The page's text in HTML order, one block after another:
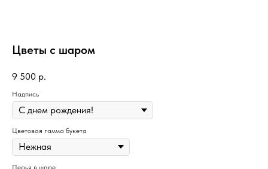
Цветы с шаром
9 500 р.
Надпись
Цветовая гамма букета
Перья в шаре